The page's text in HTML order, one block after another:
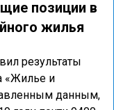
позиции в
жилья
результаты
«Жилье и
данным,